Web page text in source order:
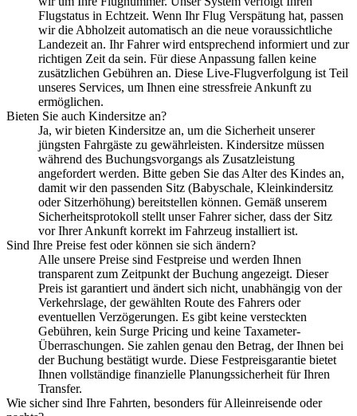
Flugstatus in Echtzeit. Wenn Ihr Flug Verspätung hat, passen
wir die Abholzeit automatisch an die neue voraussichtliche
Landezeit an. Ihr Fahrer wird entsprechend informiert und zur
richtigen Zeit da sein. Für diese Anpassung fallen keine
zusätzlichen Gebühren an. Diese Live-Flugverfolgung ist Teil
unseres Services, um Ihnen eine stressfreie Ankunft zu
ermöglichen.
Bieten Sie auch Kindersitze an?
Ja, wir bieten Kindersitze an, um die Sicherheit unserer
jüngsten Fahrgäste zu gewährleisten. Kindersitze müssen
während des Buchungsvorgangs als Zusatzleistung
angefordert werden. Bitte geben Sie das Alter des Kindes an,
damit wir den passenden Sitz (Babyschale, Kleinkindersitz
oder Sitzerhöhung) bereitstellen können. Gemäß unserem
Sicherheitsprotokoll stellt unser Fahrer sicher, dass der Sitz
vor Ihrer Ankunft korrekt im Fahrzeug installiert ist.
Sind Ihre Preise fest oder können sie sich ändern?
Alle unsere Preise sind Festpreise und werden Ihnen
transparent zum Zeitpunkt der Buchung angezeigt. Dieser
Preis ist garantiert und ändert sich nicht, unabhängig von der
Verkehrslage, der gewählten Route des Fahrers oder
eventuellen Verzögerungen. Es gibt keine versteckten
Gebühren, kein Surge Pricing und keine Taxameter-
Überraschungen. Sie zahlen genau den Betrag, der Ihnen bei
der Buchung bestätigt wurde. Diese Festpreisgarantie bietet
Ihnen vollständige finanzielle Planungssicherheit für Ihren
Transfer.
Wie sicher sind Ihre Fahrten, besonders für Alleinreisende oder